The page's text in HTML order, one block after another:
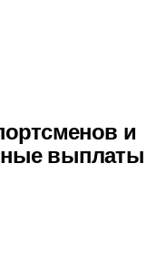
и
выплаты